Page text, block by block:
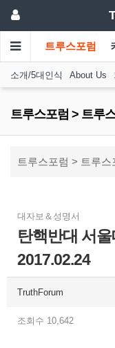
트루스포럼
소개/5대인식 About Us
트루스포럼 > 트루
트루스포럼 > 트루스
대자보＆성명서
탄핵반대 서
2017.02.24
TruthForum
조회수 10,642